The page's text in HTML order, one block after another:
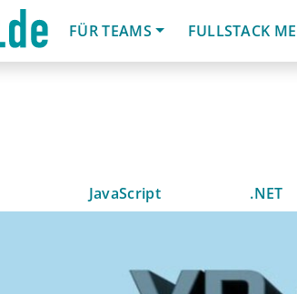
FÜR TEAMS
FULLSTACK
JavaScript .NET